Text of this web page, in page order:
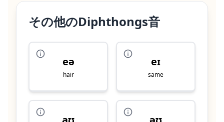
その他のDiphthongs音
eə
hair
eɪ
same